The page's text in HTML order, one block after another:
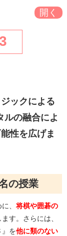
ックによる
ルの融合によ
性を広げま
の授業
に、将棋や囲碁の
す。さらには、
』を他に類のない